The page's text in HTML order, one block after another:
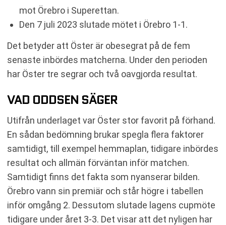
mot Örebro i Superettan.
Den 7 juli 2023 slutade mötet i Örebro 1-1.
Det betyder att Öster är obesegrat på de fem
senaste inbördes matcherna. Under den perioden
har Öster tre segrar och två oavgjorda resultat.
VAD ODDSEN SÄGER
Utifrån underlaget var Öster stor favorit på förhand.
En sådan bedömning brukar spegla flera faktorer
samtidigt, till exempel hemmaplan, tidigare inbördes
resultat och allmän förväntan inför matchen.
Samtidigt finns det fakta som nyanserar bilden.
Örebro vann sin premiär och står högre i tabellen
inför omgång 2. Dessutom slutade lagens cupmöte
tidigare under året 3-3. Det visar att det nyligen har